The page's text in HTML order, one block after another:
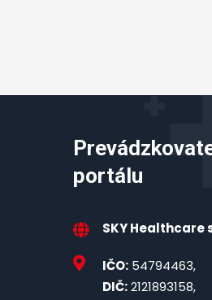
portálu
SKY Healthcare
IČO: 54794463,
DIČ:2121893158,